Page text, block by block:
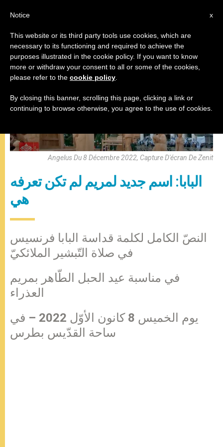
صلاة التبشير الملائكي
Angelus Du 8 Décembre 2022, Capture D'écran De Zenit
البابا: اسم جديد لمريم لم تكن تعرفه
هي
النصّ الكامل لكلمة قداسة البابا فرنسيس
في صلاة التّبشير الملائكيّ
في مناسبة عيد الحبل الطّاهر بمريم
العذراء
يوم الخميس 8 كانون الأوّل 2022 – في
ساحة القدّيس بطرس
x
Notice
This website or its third party tools use cookies, which are
necessary to its functioning and required to achieve the
purposes illustrated in the cookie policy. If you want to know
more or withdraw your consent to all or some of the cookies,
please refer to the cookie policy
By closing this banner, scrolling this page, clicking a link or
continuing to browse otherwise, you agree to the use of cookies.